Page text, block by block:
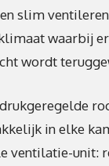
slim
waarbij
wordt
in elke
ventilatie-unit: